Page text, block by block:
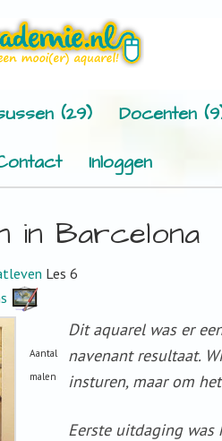
(29) Docenten
Inloggen
in Barcelona
Les 6
Aantal
malen
Dit aquarel was er
navenant resultaat.
insturen, maar om
Eerste uitdaging was